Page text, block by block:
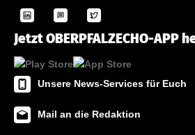
Jetzt OBERPFALZECHO-APP
Unsere News-Services für Euch
Mail an die Redaktion